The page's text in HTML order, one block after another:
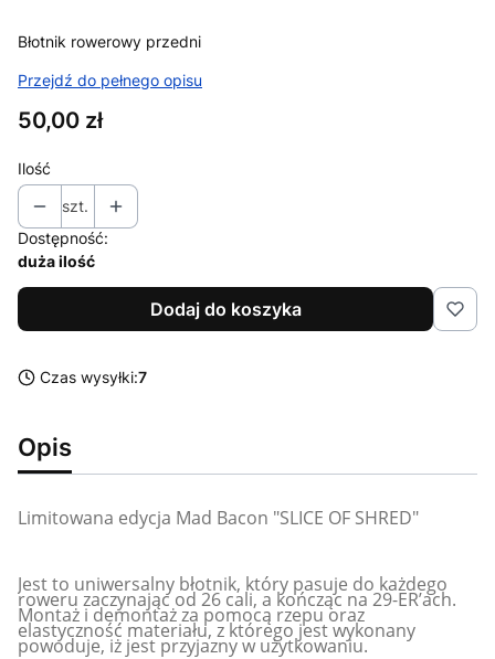
Błotnik rowerowy przedni
Przejdź do pełnego opisu
Cena
50,00 zł
Ilość
szt.
Dostępność:
duża ilość
Dodaj do koszyka
Czas wysyłki:7
Opis
Limitowana edycja Mad Bacon "SLICE OF SHRED"
Jest to uniwersalny błotnik, który pasuje do każdego
roweru zaczynając od 26 cali, a kończąc na 29-ER’ach.
Montaż i demontaż za pomocą rzepu oraz
elastyczność materiału, z którego jest wykonany
powoduje, iż jest przyjazny w użytkowaniu.